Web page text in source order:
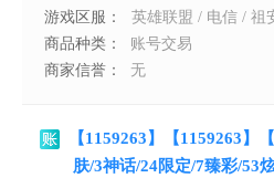
游戏区服：
英雄联盟 / 电信 / 祖
商品种类：
账号交易
商家信誉：
无
【1159263】【1159263】
肤/3神话/24限定/7臻彩/53